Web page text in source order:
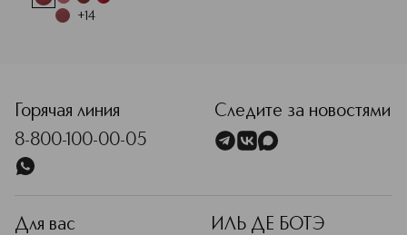
+14
Горячая линия
8-800-100-00-05
Следите за новостями
Для вас ИЛЬ ДЕ БОТЭ